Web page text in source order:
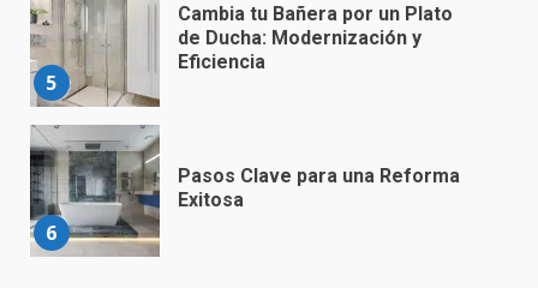
5
Cambia tu Bañera por un Plato
de Ducha: Modernización y
Eficiencia
6
Pasos Clave para una Reforma
Exitosa